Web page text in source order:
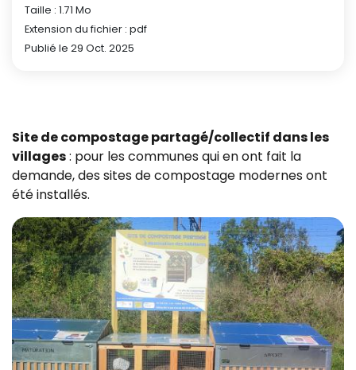
Taille : 1.71 Mo
Extension du fichier : pdf
Publié le 29 Oct. 2025
Site de compostage partagé/collectif dans les
villages: pour les communes qui en ont fait la
demande, des sites de compostage modernes ont
été installés.